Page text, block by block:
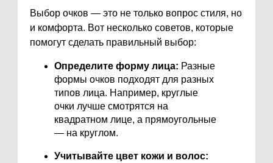
Выбор очков — это не только вопрос стиля, но
и комфорта. Вот несколько советов, которые
помогут сделать правильный выбор:
Определите форму лица: Разные
формы очков подходят для разных
типов лица. Например, круглые
очки лучше смотрятся на
квадратном лице, а прямоугольные
— на круглом.
Учитывайте цвет кожи и волос: